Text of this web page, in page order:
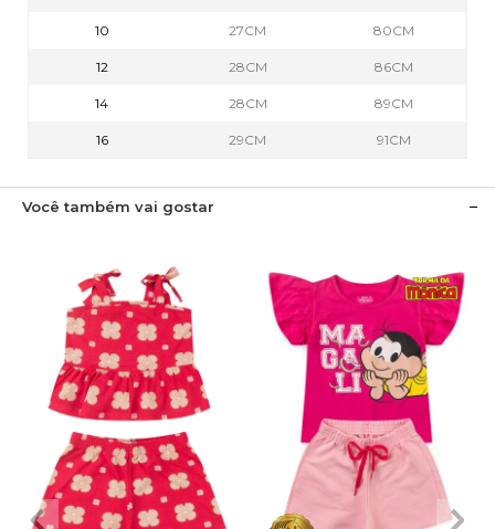
10 27CM 80CM
12 28CM 86CM
14 28CM 89CM
16 29CM 91CM
Você também vai gostar
2 3 8 1 6